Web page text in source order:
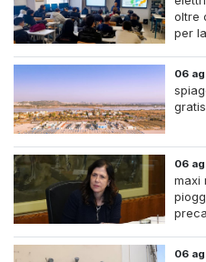
oltre
per
06
06
maxi
06